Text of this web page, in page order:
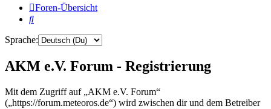
Foren-Übersicht
Suche
Sprache:
AKM e.V. Forum - Registrierung
Mit dem Zugriff auf „AKM e.V. Forum“
(„https://forum.meteoros.de“) wird zwischen dir und dem Betreiber